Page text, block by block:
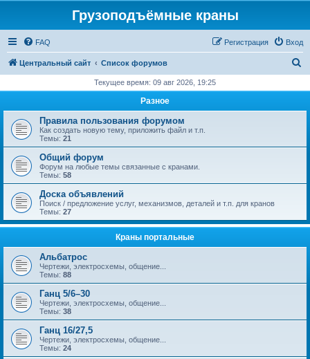
Грузоподъёмные краны
FAQ Вход
Регистрация
Центральный сайт Список форумов
с
Текущее время: 09 авг 2026, 19:25
Разное
Правила пользования форумом
Как создать новую тему, приложить файл и т.п.
Темы: 21
Общий форум
Форум на любые темы связанные с кранами.
Темы: 58
Доска объявлений
Поиск / предложение услуг, механизмов, деталей и т.п. для кранов
Темы: 27
Краны портальные
Альбатрос
Чертежи, электросхемы, общение...
Темы: 88
Ганц 5/6–30
Чертежи, электросхемы, общение...
Темы: 38
Ганц 16/27,5
Чертежи, электросхемы, общение...
Темы: 24